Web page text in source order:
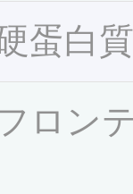
蛋白
ロン